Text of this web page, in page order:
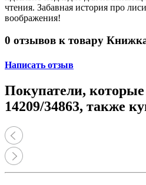
чтения. Забавная история про
воображения!
0 отзывов к товару
Написать отзыв
Покупатели,
14209/34863, также